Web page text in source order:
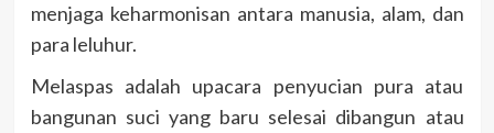
menjaga keharmonisan antara manusia, alam, dan
para leluhur.
Melaspas adalah upacara penyucian pura atau
bangunan suci yang baru selesai dibangun atau